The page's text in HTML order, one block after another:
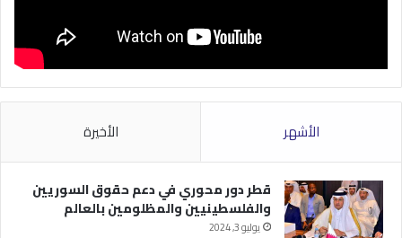
الأشهر الأخيرة
قطر دور محوري في دعم حقوق السوريين
والفلسطينيين والمظلومين بالعالم
يوليو 3, 2024